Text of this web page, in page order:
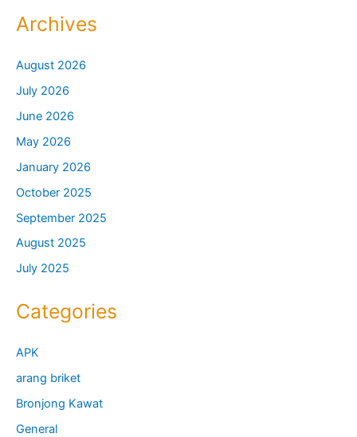
Archives
August 2026
July 2026
June 2026
May 2026
January 2026
October 2025
September 2025
August 2025
July 2025
Categories
APK
arang briket
Bronjong Kawat
General